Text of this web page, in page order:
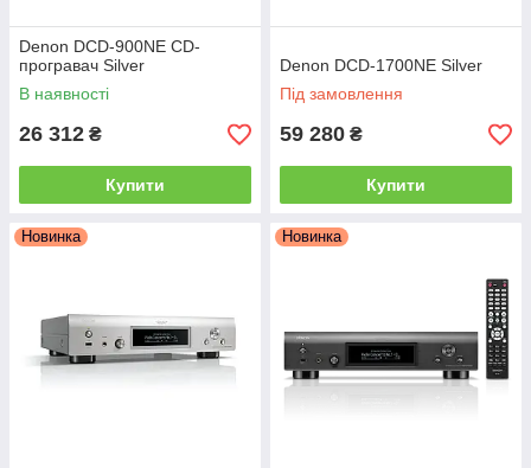
Denon DCD-900NE CD-
програвач Silver
В наявності
26 312 ₴
Купити
Denon DCD-1700NE Silver
Під замовлення
59 280 ₴
Купити
Новинка Новинка